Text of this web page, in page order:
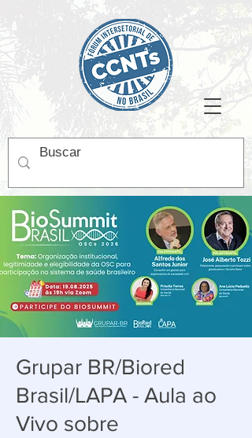
Grupar BR/Biored
Brasil/LAPA - Aula ao
Vivo sobre